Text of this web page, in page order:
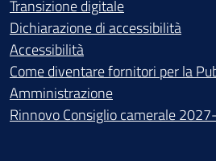
Transizione digitale
Dichiarazione di accessibilità
Accessibilità
Come diventare fornitori per la
Amministrazione
Rinnovo Consiglio camerale